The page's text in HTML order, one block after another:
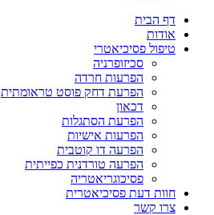
דף הבית
אודות
טיפול פסיכיאטרי
סכיזופרניה
הפרעות חרדה
הפרעת דחק פוסט טראומתית
דכאון
הפרעת הסתגלות
הפרעות אישיות
הפרעה דו קוטבית
הפרעה טורדנית כפייתית
פסיכוגריאטריה
חוות דעת פסיכיאטרית
צרו קשר